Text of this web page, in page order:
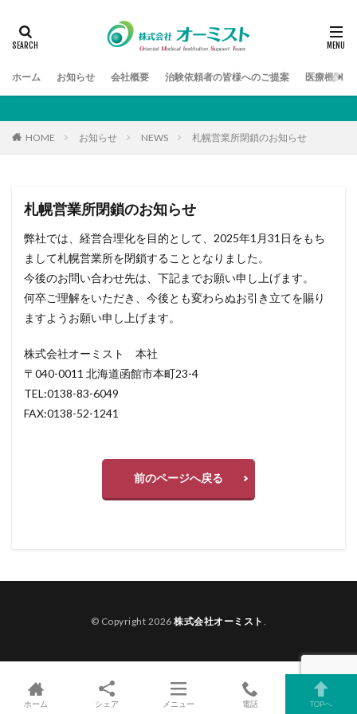
ホーム お知らせ 会社概要 治験依頼者の皆様へのご提案 医療機関の
HOME お知らせ NEWS 札幌営業所閉鎖のお知らせ
札幌営業所閉鎖のお知らせ
弊社では、経営合理化を目的として、2025年1月31日をもち
まして札幌営業所を閉鎖することとなりました。
今後のお問い合わせ先は、下記までお願い申し上げます。
何卒ご理解をいただき、今後とも変わらぬお引き立てを賜り
ますようお願い申し上げます。
株式会社オーミスト 本社
〒040-0011 北海道函館市本町23-4
TEL:0138-83-6049
FAX:0138-52-1241
前のページへ戻る
© Copyright 2026株式会社オーミスト
ホーム シェア メニュー 電話 TOPへ
検索